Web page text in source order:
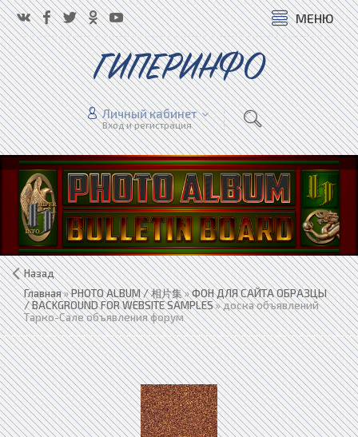
МЕНЮ
ГИПЕРИНФО
Личный кабинет
Вход и регистрация
Назад
Главная»PHOTO ALBUM / 相片集»ФОН ДЛЯ САЙТА ОБРАЗЦЫ
/ BACKGROUND FOR WEBSITE SAMPLES» доска объявлений
Тарко-Сале объявления форум